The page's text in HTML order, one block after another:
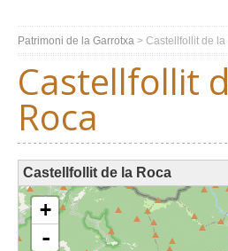
Patrimoni de la Garrotxa >Castellfollit de la
Castellfollit
Roca
Castellfollit de la Roca
loading map - please wait...
+
-